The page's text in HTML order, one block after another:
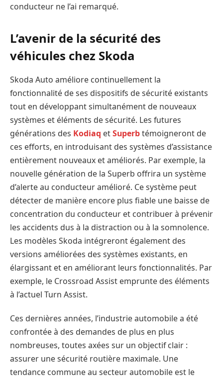
conducteur ne l’ai remarqué.
L’avenir de la sécurité des
véhicules chez Skoda
Skoda Auto améliore continuellement la
fonctionnalité de ses dispositifs de sécurité existants
tout en développant simultanément de nouveaux
systèmes et éléments de sécurité. Les futures
générations des Kodiaq etSuperbtémoigneront de
ces efforts, en introduisant des systèmes d’assistance
entièrement nouveaux et améliorés. Par exemple, la
nouvelle génération de la Superb offrira un système
d’alerte au conducteur amélioré. Ce système peut
détecter de manière encore plus fiable une baisse de
concentration du conducteur et contribuer à prévenir
les accidents dus à la distraction ou à la somnolence.
Les modèles Skoda intégreront également des
versions améliorées des systèmes existants, en
élargissant et en améliorant leurs fonctionnalités. Par
exemple, le Crossroad Assist emprunte des éléments
à l’actuel Turn Assist.
Ces dernières années, l’industrie automobile a été
confrontée à des demandes de plus en plus
nombreuses, toutes axées sur un objectif clair :
assurer une sécurité routière maximale. Une
tendance commune au secteur automobile est le